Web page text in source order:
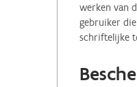
werken van
gebruiker
schriftelijke